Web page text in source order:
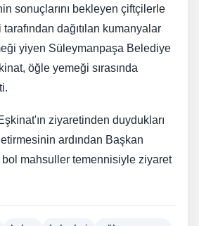
sonuçlarını bekleyen çiftçilerle
dağıtılan kumanyalar
yiyen Süleymanpaşa Belediye
öğle yemeği sırasında
ziyaretinden duydukları
ardından Başkan
bol mahsuller temennisiyle ziyaret